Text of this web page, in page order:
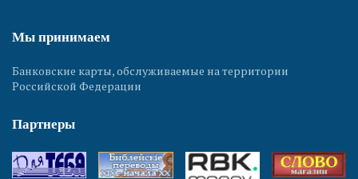
Мы принимаем
Банковские карты, обслуживаемые на территории
Российской Федерации
Партнеры